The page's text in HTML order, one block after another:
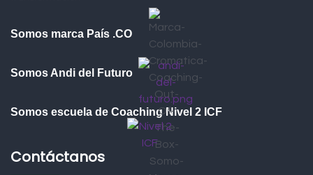
Somos marca País .CO
Somos Andi del Futuro
Somos escuela de Coaching Nivel 2 ICF
Contáctanos